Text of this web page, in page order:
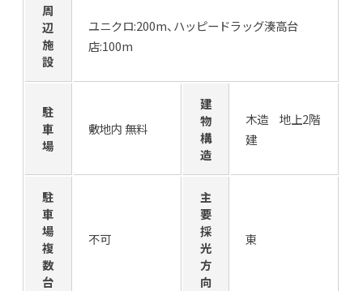
周
辺
施
設
ユニクロ:200m、ハッピードラッグ湊高台
店:100m
駐
車
場
敷地内 無料
建
物
構
造
木造 地上2階
建
駐
車
場
複
数
台
不可
主
要
採
光
方
向
東